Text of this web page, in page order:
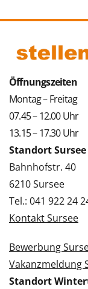
Öffnungszeiten
Montag – Freitag
07.45 – 12.00 Uhr
13.15 – 17.30 Uhr
Standort Sursee
Bahnhofstr. 40
6210 Sursee
Tel.: 041 922 24
Kontakt Sursee
Bewerbung
Vakanzmeldung
Standort